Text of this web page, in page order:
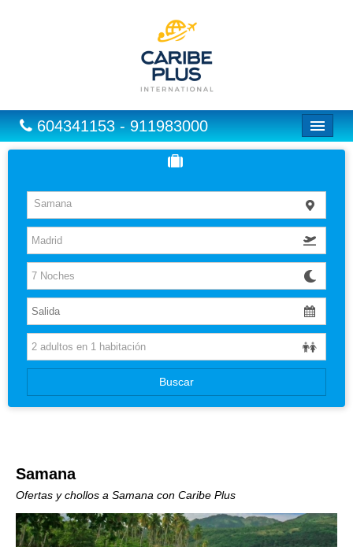
604341153 - 911983000
Vuelos
Hoteles
Excursiones
Vuelo + Hotel
Europa
Paquetes
Baleares
Samana
Buscar
Samana
Ofertas y chollos a Samana con Caribe Plus